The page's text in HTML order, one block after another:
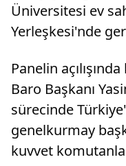
Üniversitesi ev
Yerleşkesi'nde
Panelin
Baro Başkanı
sürecinde
genelkurmay
kuvvet